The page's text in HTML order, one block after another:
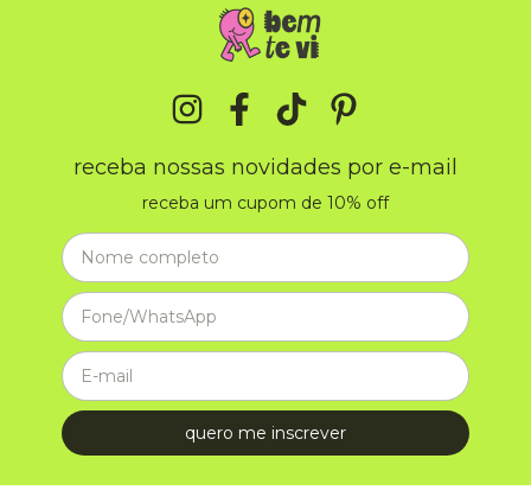
receba nossas novidades por e-mail
receba um cupom de 10% off